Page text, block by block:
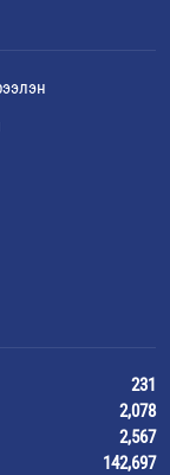
231
2,078
2,567
142,697